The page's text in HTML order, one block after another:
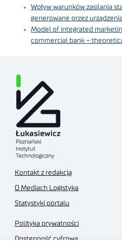
Wpływ warunków zasilania
generowane przez
Model of integrated
commercial bank –
Kontakt z redakcją
O Mediach Logistyka
Statystyki portalu
Polityka prywatności
Dostępność cyfrowa